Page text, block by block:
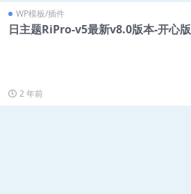
WP模板/插件
日主题RiPro-v5最新v8.0版本-开心版
2 年前